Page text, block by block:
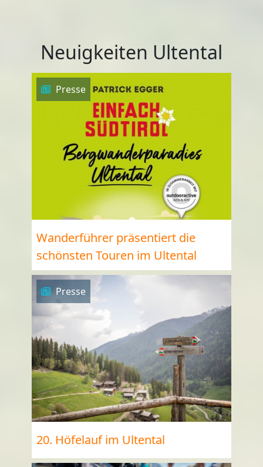
Neuigkeiten Ultental
Wanderführer präsentiert die
schönsten Touren im Ultental
Presse
20. Höfelauf im Ultental
Presse